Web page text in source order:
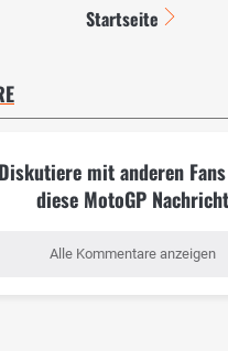
Startseite
Diskutiere mit anderen
diese MotoGP Nachricht
Alle Kommentare anzeigen